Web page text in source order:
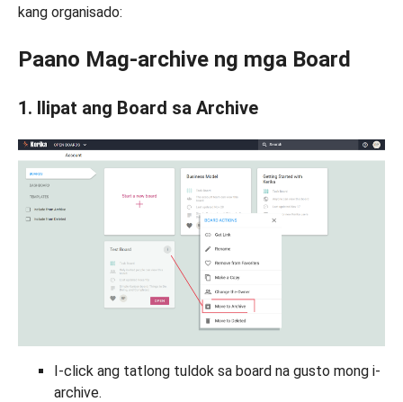
kang organisado:
Paano Mag-archive ng mga Board
1. Ilipat ang Board sa Archive
I-click ang tatlong tuldok sa board na gusto mong i-
archive.